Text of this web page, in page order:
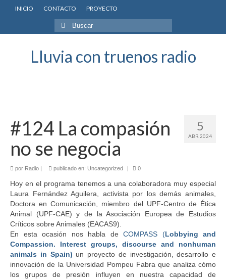
INICIO CONTACTO PROYECTO
Buscar
por:
Lluvia con truenos radio
5
ABR 2024
#124 La compasión
no se negocia
por Radio | publicado en: Uncategorized | 0
Hoy en el programa tenemos a una colaboradora muy especial
Laura Fernández Aguilera, activista por los demás animales,
Doctora en Comunicación, miembro del UPF-Centro de Ética
Animal (UPF-CAE) y de la Asociación Europea de Estudios
Críticos sobre Animales (EACAS9).
En esta ocasión nos habla de COMPASS (Lobbying and
Compassion. Interest groups, discourse and nonhuman
animals in Spain) un proyecto de investigación, desarrollo e
innovación de la Universidad Pompeu Fabra que analiza cómo
los grupos de presión influyen en nuestra capacidad de